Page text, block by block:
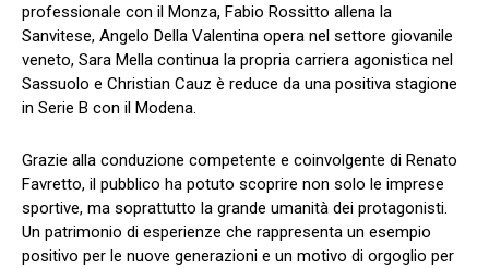
professionale con il Monza, Fabio Rossitto allena la
Sanvitese, Angelo Della Valentina opera nel settore giovanile
veneto, Sara Mella continua la propria carriera agonistica nel
Sassuolo e Christian Cauz è reduce da una positiva stagione
in Serie B con il Modena.
Grazie alla conduzione competente e coinvolgente di Renato
Favretto, il pubblico ha potuto scoprire non solo le imprese
sportive, ma soprattutto la grande umanità dei protagonisti.
Un patrimonio di esperienze che rappresenta un esempio
positivo per le nuove generazioni e un motivo di orgoglio per